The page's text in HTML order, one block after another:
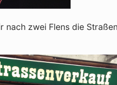
zwei Flens die